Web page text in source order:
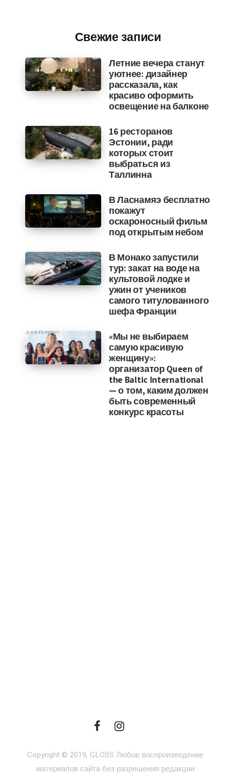
Свежие записи
Летние вечера станут
уютнее: дизайнер
рассказала, как
красиво оформить
освещение на балконе
16 ресторанов
Эстонии, ради
которых стоит
выбраться из
Таллинна
В Ласнамяэ бесплатно
покажут
оскароносный фильм
под открытым небом
В Монако запустили
тур: закат на воде на
культовой лодке и
ужин от учеников
самого титулованного
шефа Франции
«Мы не выбираем
самую красивую
женщину»:
организатор Queen of
the Baltic International
— о том, каким должен
быть современный
конкурс красоты
Copyright © 2019, GLOSS Любое воспроизведение
материалов сайта без разрешения редакции